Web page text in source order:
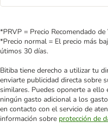
*PRVP = Precio Recomendado
*Precio normal = El precio más
útimos 30 días.
Bitiba tiene derecho a utilizar tu
enviarte publicidad directa sobre
similares. Puedes oponerte a
ningún gasto adicional a los
en contacto con el servicio de
información sobre protección de